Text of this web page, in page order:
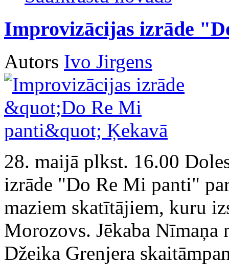
Improvizācijas izrāde
Autors Ivo Jirgens
28. maijā plkst. 16.00
izrāde "Do Re Mi panti"
maziem skatītājiem, kuru
Morozovs. Jēkaba
Džeika Grenjera